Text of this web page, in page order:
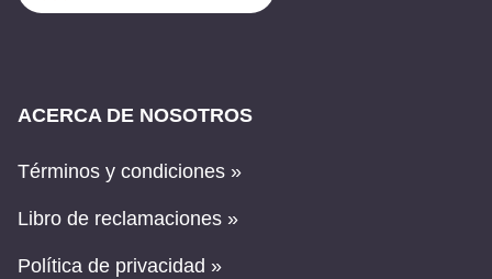
ACERCA DE NOSOTROS
Términos y condiciones »
Libro de reclamaciones »
Política de privacidad »